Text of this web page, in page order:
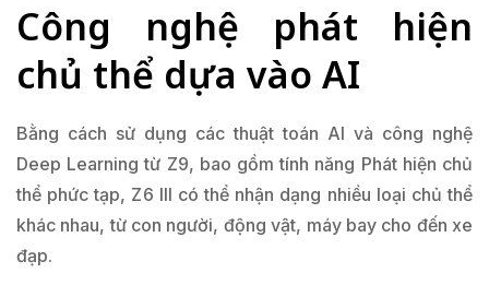
Công nghệ phát hiện
chủ thể dựa vào AI
Bằng cách sử dụng các thuật toán AI và công nghệ
Deep Learning từ Z9, bao gồm tính năng Phát hiện chủ
thể phức tạp, Z6 III có thể nhận dạng nhiều loại chủ thể
khác nhau, từ con người, động vật, máy bay cho đến xe
đạp.